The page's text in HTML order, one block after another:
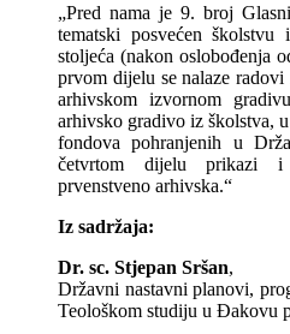
„Pred nama je 9. broj
tematski posvećen
stoljeća (nakon oslobođenja
prvom dijelu se nalaze
arhivskom izvornom
arhivsko gradivo iz školstva,
fondova pohranjenih u
četvrtom dijelu prikazi i
prvenstveno arhivska.“
Iz sadržaja:
Dr. sc. Stjepan Sršan,
Državni nastavni planovi,
Teološkom studiju u Đakovu